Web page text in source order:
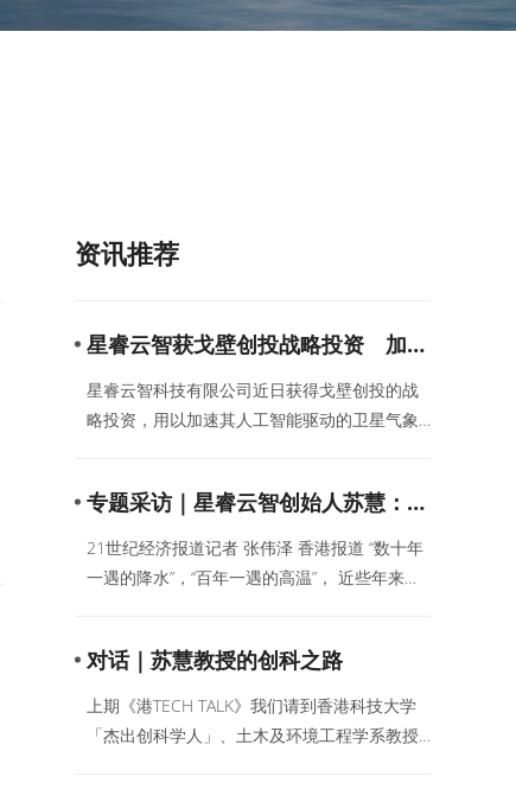
资讯推荐
星睿云智获戈壁创投战略投资 加速
人工智能驱动卫星气象解决方案商业
化
星睿云智科技有限公司近日获得戈壁创投的战
略投资，用以加速其人工智能驱动的卫星气象
企业更有效地管理天气与气候风险。
专题采访｜星睿云智创始人苏慧：创
业更具挑战性，能创造更高的社会价
值
21世纪经济报道记者 张伟泽 香港报道 “数十年
一遇的降水”，“百年一遇的高温”， 近些年来，
严重破坏。
对话｜苏慧教授的创科之路
上期《港TECH TALK》我们请到香港科技大学
「杰出创科学人」、土木及环境工程学系教授